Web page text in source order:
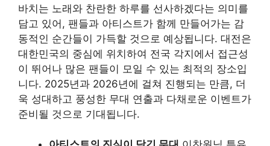
바치는 노래와 찬란한 하루를 선사하겠다는 의미를
담고 있어, 팬들과 아티스트가 함께 만들어가는 감
동적인 순간들이 가득할 것으로 예상됩니다. 대전은
대한민국의 중심에 위치하여 전국 각지에서 접근성
이 뛰어나 많은 팬들이 모일 수 있는 최적의 장소입
니다. 2025년과 2026년에 걸쳐 진행되는 만큼, 더
욱 성대하고 풍성한 무대 연출과 다채로운 이벤트가
준비될 것으로 기대됩니다.